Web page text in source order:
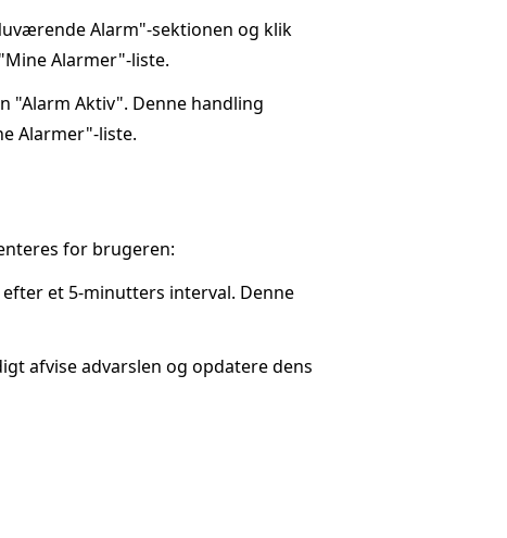
Alarm"-sektionen og klik
Alarmer"-liste.
"Alarm Aktiv". Denne handling
Alarmer"-liste.
for brugeren:
et 5-minutters interval. Denne
afvise advarslen og opdatere dens